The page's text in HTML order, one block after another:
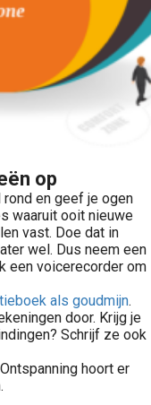
op
en geef je ogen
waaruit ooit nieuwe
vast. Doe dat in
wel. Dus neem een
een voicerecorder om
als goudmijn.
door. Krijg je
Schrijf ze ook
hoort er